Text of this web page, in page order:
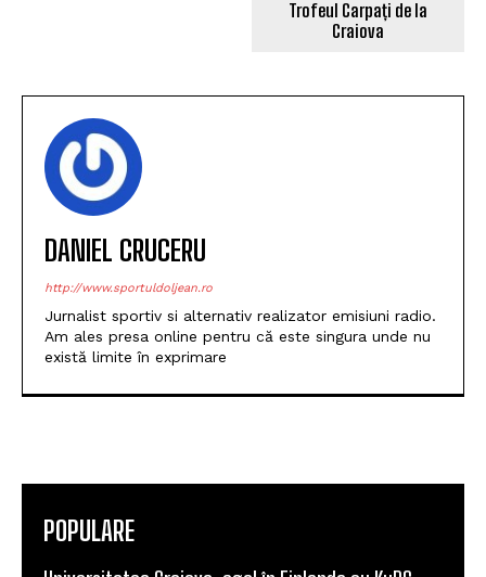
Trofeul Carpați de la
Craiova
DANIEL CRUCERU
http://www.sportuldoljean.ro
Jurnalist sportiv si alternativ realizator emisiuni radio.
Am ales presa online pentru că este singura unde nu
există limite în exprimare
POPULARE